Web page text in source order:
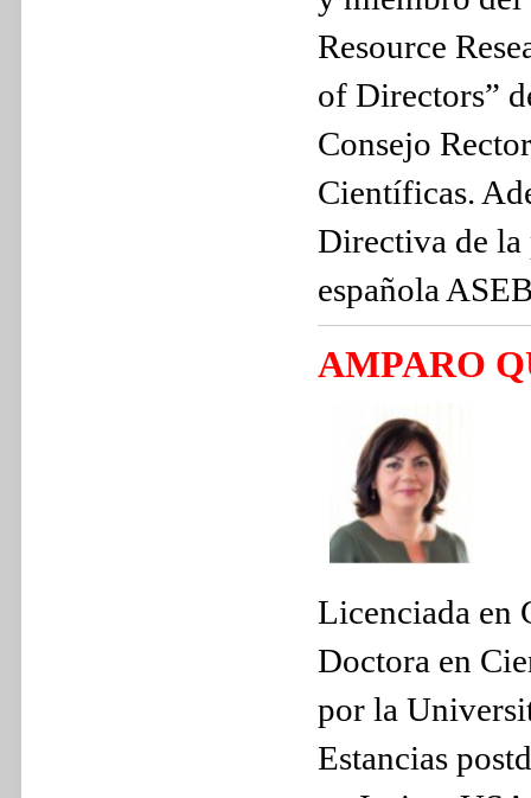
Resource
of Directors”
Consejo
Científicas.
Directiva de la
española
AMPARO
Licenciada en
Doctora en
por la
Estancias